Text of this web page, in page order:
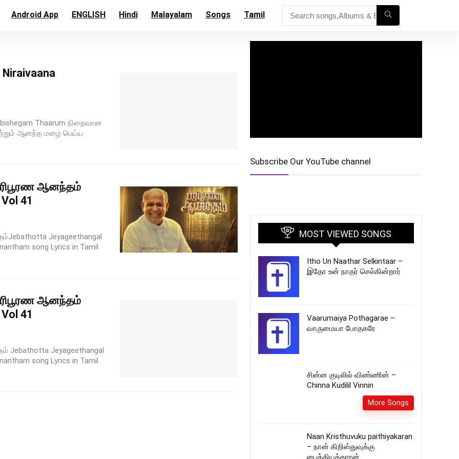
Android App ENGLISH Hindi Malayalam Songs Tamil
Thaarum நிறைவான
ஆனந்த மழை பெய்ய
ஆனந்தம்
41
Jeyageethangal
song Lyrics in Tamil
ஆனந்தம்
41
Jebathotta Jeyageethangal
song Lyrics in Tamil
Subscribe Our YouTube channel
MOST VIEWED SONGS
Itho Un Naathar Selkintaar –
இதோ உன் நாதர் செல்கின்றார்
Vaarumaiya Pothagarae –
வாருமையா போதகரே
சின்ன குடிலில் விண்ணின் –
Chinna Kudilil Vinnin
More Songs
Naan Kristhuvuku paithiyakaran
– நான் கிறிஸ்துவுக்கு
பைத்தியக்காரன்